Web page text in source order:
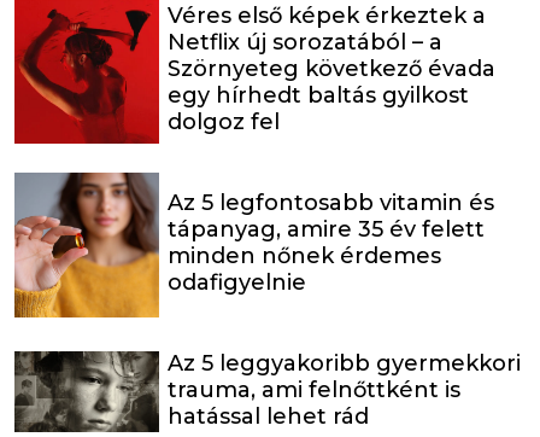
Véres első képek érkeztek a
Netflix új sorozatából – a
Szörnyeteg következő évada
egy hírhedt baltás gyilkost
dolgoz fel
Az 5 legfontosabb vitamin és
tápanyag, amire 35 év felett
minden nőnek érdemes
odafigyelnie
Az 5 leggyakoribb gyermekkori
trauma, ami felnőttként is
hatással lehet rád